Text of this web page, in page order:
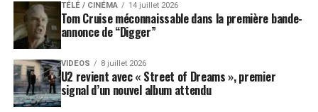
TÉLÉ / CINÉMA 14 juillet 2026
Tom Cruise méconnaissable dans la première bande-
annonce de “Digger”
VIDEOS 8 juillet 2026
U2 revient avec « Street of Dreams », premier
signal d’un nouvel album attendu